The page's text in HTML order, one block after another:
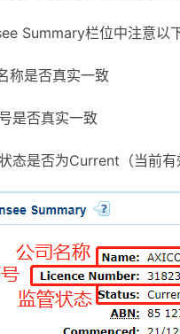
Summary栏位中注意以
称是否真实一致
是否真实一致
态是否为Current（当前